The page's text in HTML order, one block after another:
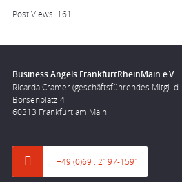
Post Views: 161
Business Angels FrankfurtRheinMain e.V.
Ricarda Cramer (geschäftsführendes Mitgl.
Börsenplatz 4
60313 Frankfurt am Main
+49 (0)69 . 2197-1591